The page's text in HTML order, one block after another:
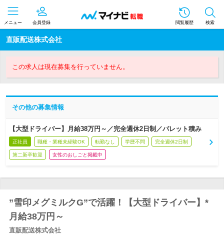
メニュー 会員登録 閲覧履歴 検索
直販配送株式会社
この求人は現在募集を行っていません。
その他の募集情報
【大型ドライバー】月給38万円～／完全週休2日制／パレット積み
正社員 職種・業種未経験OK 転勤なし 学歴不問 完全週休2日制
第二新卒歓迎 女性のおしごと掲載中
”雪印メグミルクG”で活躍！【大型ドライバー】*
月給38万円～
直販配送株式会社